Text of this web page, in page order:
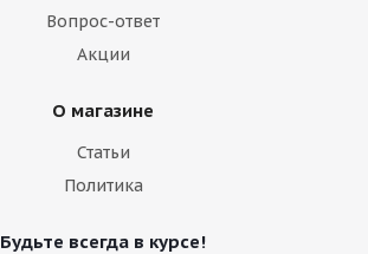
Вопрос-ответ
Акции
О магазине
Статьи
Политика
Будьте всегда в курсе!